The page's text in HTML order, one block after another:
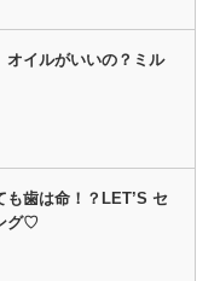
オイルがいいの？ミル
も歯は命！？LET’S セ
グ♡